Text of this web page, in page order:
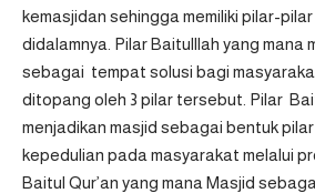
kemasjidan sehingga memiliki pilar-
didalamnya. Pilar Baitulllah yang mana
sebagai tempat solusi bagi
ditopang oleh 3 pilar tersebut. Pilar
menjadikan masjid sebagai bentuk
kepedulian pada masyarakat melalui
Baitul Qur’an yang mana Masjid